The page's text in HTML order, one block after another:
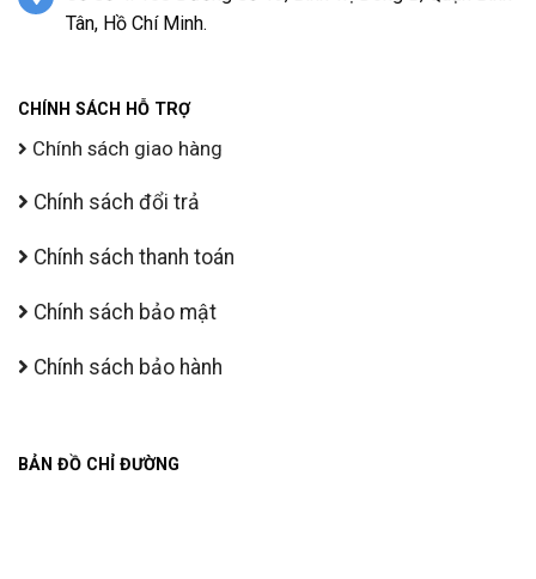
Tân, Hồ Chí Minh.
CHÍNH SÁCH HỖ TRỢ
Chính sách giao hàng
Chính sách đổi trả
Chính sách thanh toán
Chính sách bảo mật
Chính sách bảo hành
BẢN ĐỒ CHỈ ĐƯỜNG